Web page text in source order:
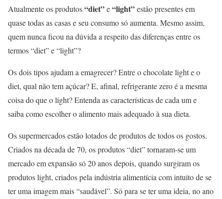
Atualmente os produtos“diet”e“light”estão presentes em
quase todas as casas e seu consumo só aumenta. Mesmo assim,
quem nunca ficou na dúvida a respeito das diferenças entre os
termos “diet” e “light”?
Os dois tipos ajudam a emagrecer? Entre o chocolate light e o
diet, qual não tem açúcar? E, afinal, refrigerante zero é a mesma
coisa do que o light? Entenda as características de cada um e
saiba como escolher o alimento mais adequado à sua dieta.
Os supermercados estão lotados de produtos de todos os gostos.
Criados na década de 70, os produtos “diet” tornaram-se um
mercado em expansão só 20 anos depois, quando surgiram os
produtos light, criados pela indústria alimentícia com intuito de se
ter uma imagem mais “saudável”. Só para se ter uma ideia, no ano